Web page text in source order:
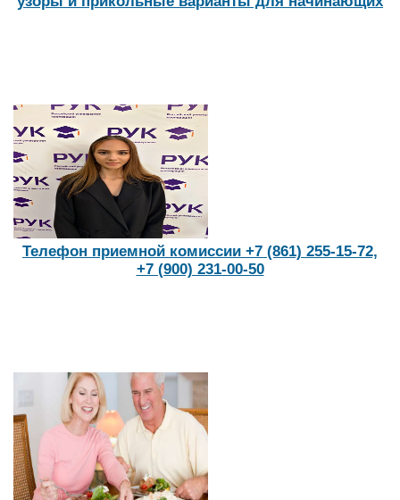
Телефон приемной комиссии +7 (861) 255-15-72,
+7 (900) 231-00-50